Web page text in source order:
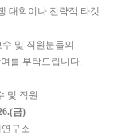
대학이나 전략적 타겟
및 직원분들의
를 부탁드립니다.
및 직원
금)
구소